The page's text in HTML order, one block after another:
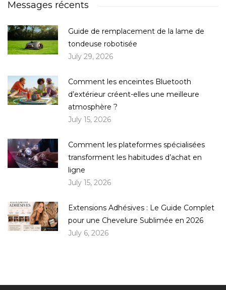
Messages récents
Guide de remplacement de la lame de
tondeuse robotisée
July 29, 2026
Comment les enceintes Bluetooth
d’extérieur créent-elles une meilleure
atmosphère ?
July 15, 2026
Comment les plateformes spécialisées
transforment les habitudes d’achat en
ligne
July 15, 2026
Extensions Adhésives : Le Guide Complet
pour une Chevelure Sublimée en 2026
July 6, 2026